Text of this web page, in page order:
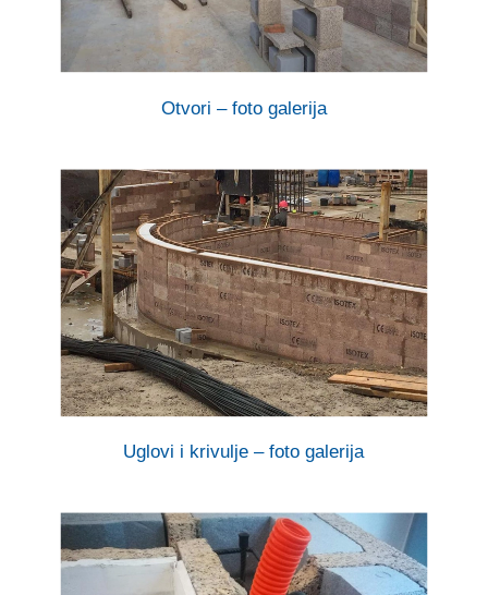
Otvori – foto galerija
Uglovi i krivulje – foto galerija